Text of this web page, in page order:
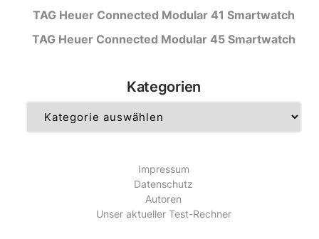
TAG Heuer Connected Modular 41 Smartwatch
TAG Heuer Connected Modular 45 Smartwatch
Kategorien
Impressum
Datenschutz
Autoren
Unser aktueller Test-Rechner